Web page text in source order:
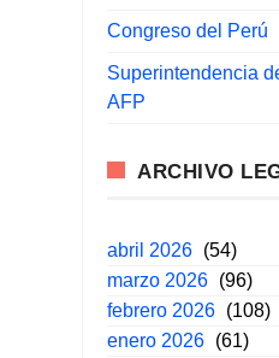
Congreso del Perú
Superintendencia
AFP
ARCHIVO
abril 2026 (54)
marzo 2026 (96)
febrero 2026 (108)
enero 2026 (61)